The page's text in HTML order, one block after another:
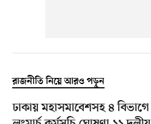
রাজনীতি নিয়ে আরও পড়ুন
ঢাকায় মহাসমাবেশসহ ৪ বিভাগে